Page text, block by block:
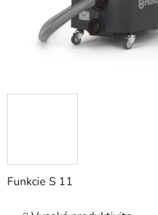
Funkcie S 11